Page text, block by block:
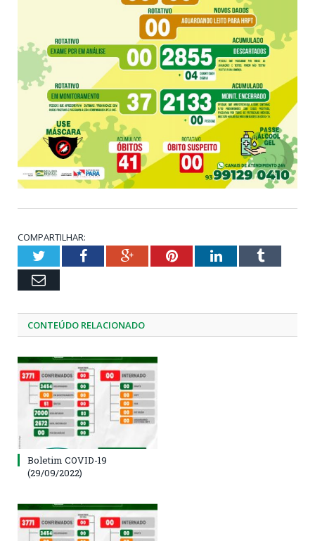
COMPARTILHAR:
TwitterFacebookGoogle+PinterestLinkedInTumblr
Email
CONTEÚDO RELACIONADO
Boletim COVID-19
(29/09/2022)